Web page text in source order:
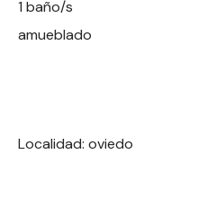
1 baño/s
amueblado
Localidad: oviedo